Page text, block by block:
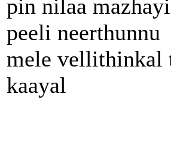
pin nilaa
peeli neerthunnu
mele vellithinkal
kaayal